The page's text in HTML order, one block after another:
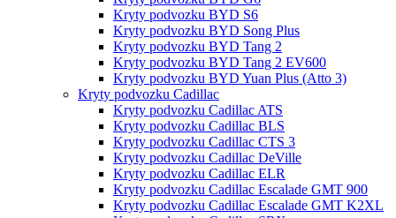
Kryty podvozku BYD S6
Kryty podvozku BYD Song Plus
Kryty podvozku BYD Tang 2
Kryty podvozku BYD Tang 2 EV600
Kryty podvozku BYD Yuan Plus (Atto 3)
Kryty podvozku Cadillac
Kryty podvozku Cadillac ATS
Kryty podvozku Cadillac BLS
Kryty podvozku Cadillac CTS 3
Kryty podvozku Cadillac DeVille
Kryty podvozku Cadillac ELR
Kryty podvozku Cadillac Escalade GMT 900
Kryty podvozku Cadillac Escalade GMT K2XL